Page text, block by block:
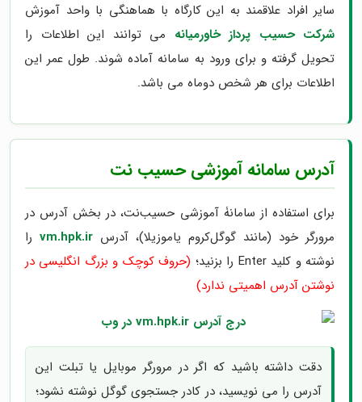
سایر افراد علاقمند به این کارگاه با هماهنگی با واحد آموزش
شرکت حسیب پرداز خاورمیانه می توانند این اطلاعات را
تحویل گرفته و برای ورود به سامانه آماده شوند. طول عمر این
اطلاعات برای هر شخص دوماه می باشد.
آدرس سامانه آموزشی حسیب نت
برای استفاده از سامانۀ آموزشی حسیب‌نت، در بخش آدرس در
مرورگر خود (مانند گوگل‌کروم یاموزیلا)، آدرس vm.hpk.ir را
نوشته و کلید Enter را بزنید؛
(حروف کوچک و بزرگ انگلیسی در
نوشتن آدرس اهمیتی ندارد)
دقت داشته باشید که اگر در مرورگر موبایل یا تبلت این
آدرس را می نویسید، در کادر جستجوی گوگل نوشته نشود؛